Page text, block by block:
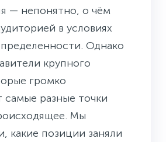
— непонятно, о чём
в условиях
Однако
крупного
громко
самые разные точки
Мы
какие позиции заняли